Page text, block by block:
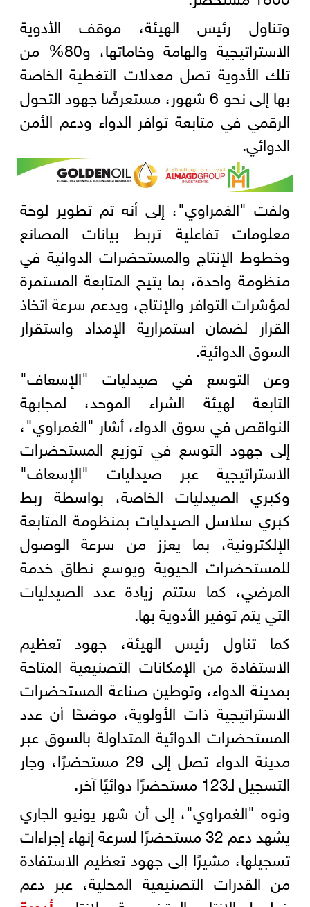
وتناول رئيس الهيئة، موقف الأدوية
الاستراتيجية والهامة وخاماتها، و80% من
تلك الأدوية تصل معدلات التغطية الخاصة
بها إلى نحو 6 شهور، مستعرضًا جهود التحول
الرقمي في متابعة توافر الدواء ودعم الأمن
الدوائي.
ولفت "الغمراوي"، إلى أنه تم تطوير لوحة
معلومات تفاعلية تربط بيانات المصانع
وخطوط الإنتاج والمستحضرات الدوائية في
منظومة واحدة، بما يتيح المتابعة المستمرة
لمؤشرات التوافر والإنتاج، ويدعم سرعة اتخاذ
القرار لضمان استمرارية الإمداد واستقرار
السوق الدوائية.
وعن التوسع في صيدليات "الإسعاف"
التابعة لهيئة الشراء الموحد، لمجابهة
النواقص في سوق الدواء، أشار "الغمراوي"،
إلى جهود التوسع في توزيع المستحضرات
الاستراتيجية عبر صيدليات "الإسعاف"
وكبري الصيدليات الخاصة، بواسطة ربط
كبري سلاسل الصيدليات بمنظومة المتابعة
الإلكترونية، بما يعزز من سرعة الوصول
للمستحضرات الحيوية ويوسع نطاق خدمة
المرضي، كما ستتم زيادة عدد الصيدليات
التي يتم توفير الأدوية بها.
كما تناول رئيس الهيئة، جهود تعظيم
الاستفادة من الإمكانات التصنيعية المتاحة
بمدينة الدواء، وتوطين صناعة المستحضرات
الاستراتيجية ذات الأولوية، موضحًا أن عدد
المستحضرات الدوائية المتداولة بالسوق عبر
مدينة الدواء تصل إلى 29 مستحضرًا، وجار
التسجيل لـ123 مستحضرًا دوائيًا آخر.
ونوه "الغمراوي"، إلى أن شهر يونيو الجاري
يشهد دعم 32 مستحضرًا لسرعة إنهاء إجراءات
تسجيلها، مشيرًا إلى جهود تعظيم الاستفادة
من القدرات التصنيعية المحلية، عبر دعم